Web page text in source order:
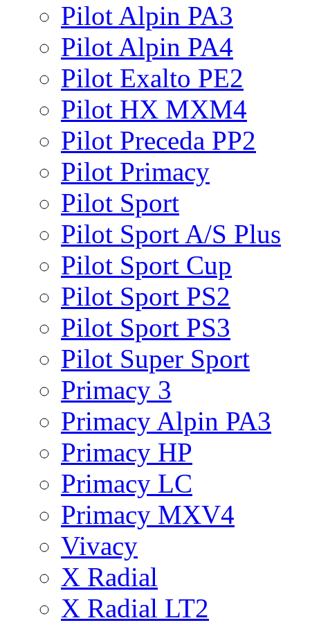
Pilot Alpin PA3
Pilot Alpin PA4
Pilot Exalto PE2
Pilot HX MXM4
Pilot Preceda PP2
Pilot Primacy
Pilot Sport
Pilot Sport A/S Plus
Pilot Sport Cup
Pilot Sport PS2
Pilot Sport PS3
Pilot Super Sport
Primacy 3
Primacy Alpin PA3
Primacy HP
Primacy LC
Primacy MXV4
Vivacy
X Radial
X Radial LT2